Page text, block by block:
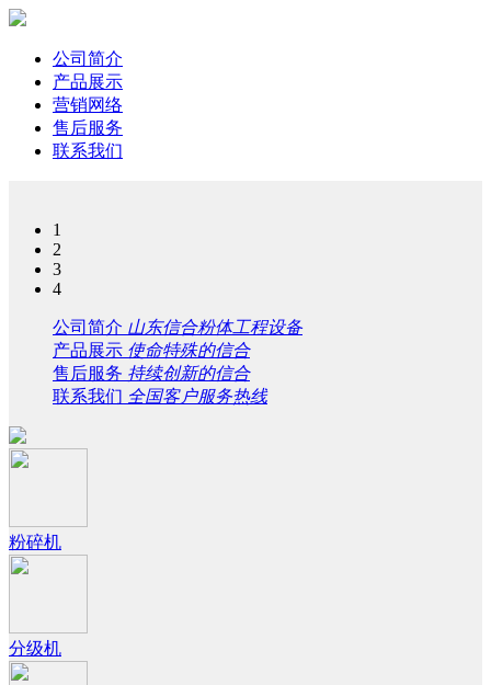
公司简介
产品展示
营销网络
售后服务
联系我们
1
2
3
4
公司简介 山东信合粉体工程设备
产品展示 使命特殊的信合
售后服务 持续创新的信合
联系我们 全国客户服务热线
粉碎机
分级机